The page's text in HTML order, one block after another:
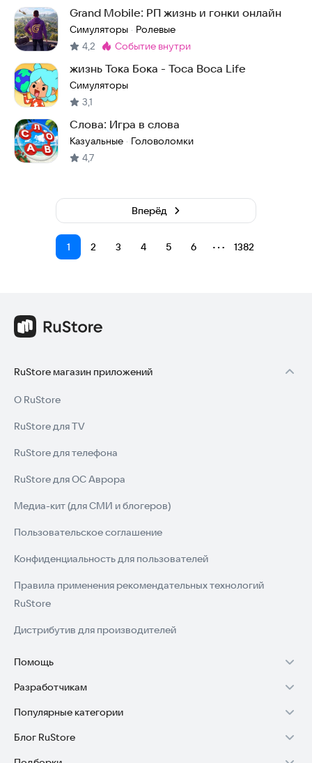
Grand Mobile: РП жизнь и гонки онлайн
Симуляторы · Ролевые
4,2
Метка:
событие внутри
жизнь Тока Бока - Toca Boca Life
Симуляторы
3,1
Слова: Игра в слова
Казуальные · Головоломки
4,7
1 2 3 4 5 6 ⋯ 1382
Вперёд
RuStore магазин приложений
О RuStore
RuStore для TV
RuStore для телефона
RuStore для ОС Аврора
Медиа-кит (для СМИ и блогеров)
Пользовательское соглашение
Конфиденциальность для пользователей
Правила применения рекомендательных технологий
RuStore
Дистрибутив для производителей
Помощь
Установка RuStore на TV
Установка RuStore на телефон
Установка RuStore в машину
Разработчикам
Зарабатывать с RuStore
Стать разработчиком
Популярные категории
Игры для Android
Блог RuStore